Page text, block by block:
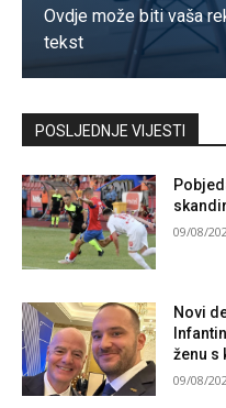
Ovdje može biti vaša
tekst
Kontaktirajte nas
POSLJEDNJE VIJESTI
09/08/
Novi
ženu s
09/08/